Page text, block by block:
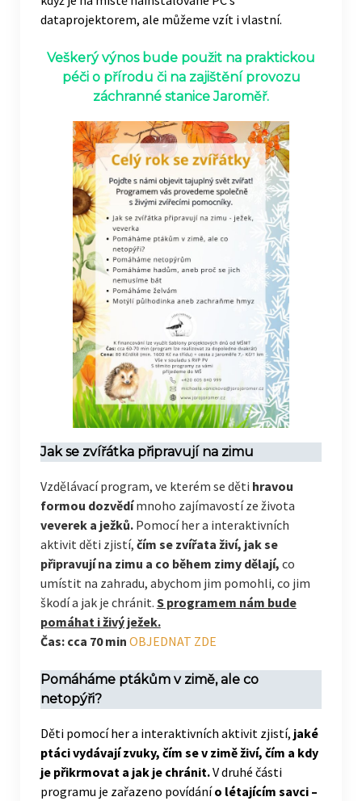
dataprojektorem, ale můžeme vzít i vlastní.
Veškerý výnos bude použit na praktickou
péči o přírodu či na zajištění provozu
záchranné stanice Jaroměř.
Jak se zvířátka připravují na zimu
Vzdělávací program, ve kterém se děti hravou
formou dozvědímnoho zajímavostí ze života
veverek a ježků.Pomocí her a interaktivních
aktivit děti zjistí, čím se zvířata živí, jak se
připravují na zimu a co během zimy dělají, co
umístit na zahradu, abychom jim pomohli, co jim
škodí a jak je chránit. S programem nám bude
pomáhat i živý ježek.
Čas: cca 70 min OBJEDNAT ZDE
Pomáháme ptákům v zimě, ale co
netopýři?
Děti pomocí her a interaktivních aktivit zjistí, jaké
ptáci vydávají zvuky, čím se v zimě živí, čím a kdy
je přikrmovat a jak je chránit.V druhé části
programu je zařazeno povídánío létajícím savci –